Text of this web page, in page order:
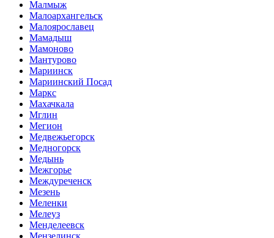
Малмыж
Малоархангельск
Малоярославец
Мамадыш
Мамоново
Мантурово
Мариинск
Мариинский Посад
Маркс
Махачкала
Мглин
Мегион
Медвежьегорск
Медногорск
Медынь
Межгорье
Междуреченск
Мезень
Меленки
Мелеуз
Менделеевск
Мензелинск